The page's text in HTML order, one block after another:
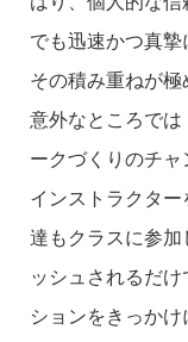
でも迅速かつ真摯
その積み重ねが極
意外なところで
ークづくりのチ
インストラクタ
達もクラスに参
ッシュされるだ
ションをきっか